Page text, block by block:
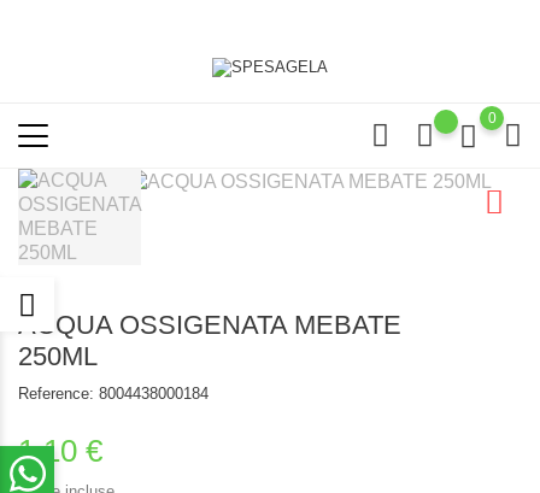
0
ACQUA OSSIGENATA MEBATE
250ML
Reference: 8004438000184
1,10 €